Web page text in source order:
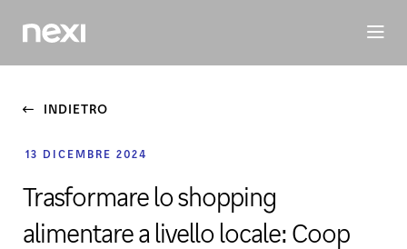
BUSINESSINVESTORSSOSTENIBILITÀPERSONE
INDIETRO
13 DICEMBRE 2024
Trasformare lo shopping
alimentare a livello locale: Coop